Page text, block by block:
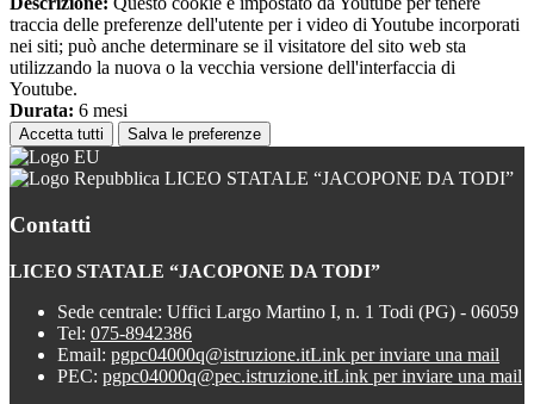
traccia delle preferenze dell'utente per i video di Youtube incorporati
nei siti; può anche determinare se il visitatore del sito web sta
utilizzando la nuova o la vecchia versione dell'interfaccia di
Youtube.
Durata: 6 mesi
Accetta tutti Salva le preferenze
LICEO STATALE “JACOPONE DA TODI”
Contatti
LICEO STATALE “JACOPONE DA TODI”
Sede centrale: Uffici Largo Martino I, n. 1 Todi (PG) - 06059
Tel: 075-8942386
Email: pgpc04000q@istruzione.itLink per inviare una mail
PEC: pgpc04000q@pec.istruzione.itLink per inviare una mail